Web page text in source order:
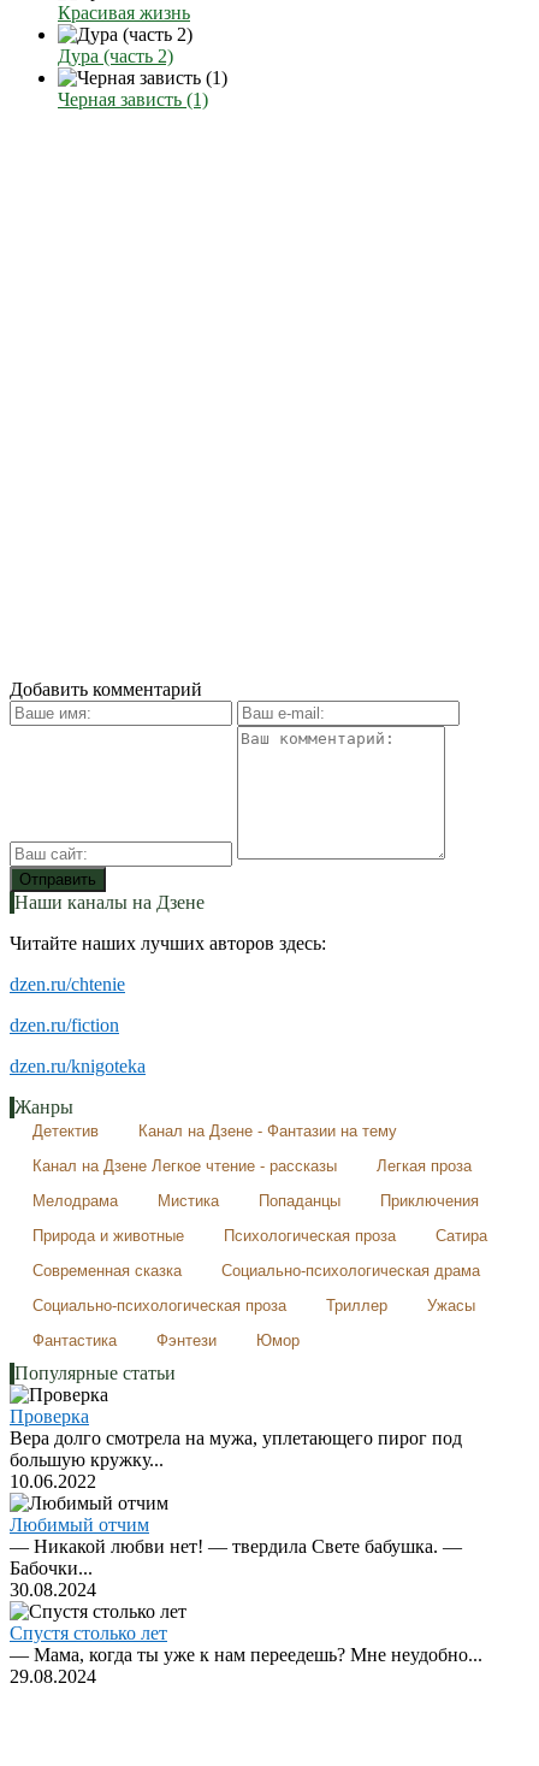
Красивая жизнь
Дура (часть 2)
Черная зависть (1)
Добавить комментарий
Наши каналы на Дзене
Читайте наших лучших авторов здесь:
dzen.ru/chtenie
dzen.ru/fiction
dzen.ru/knigoteka
Жанры
Детектив
Канал на Дзене - Фантазии на тему
Канал на Дзене Легкое чтение - рассказы
Легкая проза
Мелодрама
Мистика Попаданцы
Приключения
Природа и животные
Психологическая проза
Сатира
Современная сказка
Социально-психологическая драма
Социально-психологическая проза
Триллер
Ужасы
Фантастика
Фэнтези Юмор
Популярные статьи
Проверка
Вера долго смотрела на мужа, уплетающего пирог под
большую кружку...
10.06.2022
Любимый отчим
— Никакой любви нет! — твердила Свете бабушка. —
Бабочки...
30.08.2024
Спустя столько лет
— Мама, когда ты уже к нам переедешь? Мне неудобно...
29.08.2024